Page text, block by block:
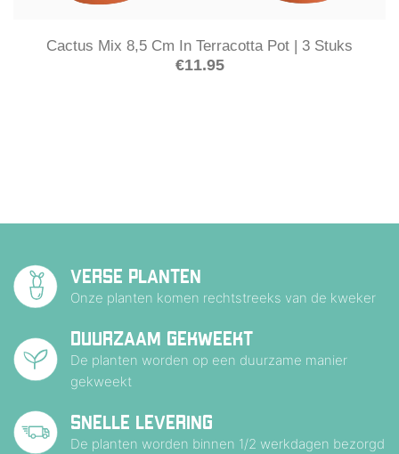
Cactus Mix 8,5 Cm In Terracotta Pot | 3 Stuks
€11.95
VERSE PLANTEN
Onze planten komen rechtstreeks van de kweker
DUURZAAM GEKWEEKT
De planten worden op een duurzame manier
gekweekt
SNELLE LEVERING
De planten worden binnen 1/2 werkdagen bezorgd